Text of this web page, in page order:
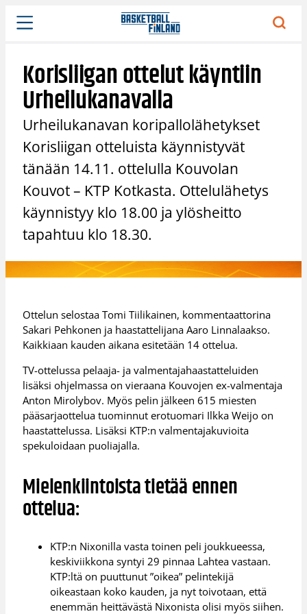
Siirry
sisältöön
Korisliigan ottelut käyntiin
Urheilukanavalla
Urheilukanavan koripallolähetykset
Korisliigan otteluista käynnistyvät
tänään 14.11. ottelulla Kouvolan
Kouvot – KTP Kotkasta. Ottelulähetys
käynnistyy klo 18.00 ja ylösheitto
tapahtuu klo 18.30.
Ottelun selostaa Tomi Tiilikainen, kommentaattorina
Sakari Pehkonen ja haastattelijana Aaro Linnalaakso.
Kaikkiaan kauden aikana esitetään 14 ottelua.
TV-ottelussa pelaaja- ja valmentajahaastatteluiden
lisäksi ohjelmassa on vieraana Kouvojen ex-valmentaja
Anton Mirolybov. Myös pelin jälkeen 615 miesten
pääsarjaottelua tuominnut erotuomari Ilkka Weijo on
haastattelussa. Lisäksi KTP:n valmentajakuvioita
spekuloidaan puoliajalla.
Mielenkiintoista tietää ennen
ottelua:
KTP:n Nixonilla vasta toinen peli joukkueessa,
keskiviikkona syntyi 29 pinnaa Lahtea vastaan.
KTP:ltä on puuttunut ”oikea” pelintekijä
oikeastaan koko kauden, ja nyt toivotaan, että
enemmän heittävästä Nixonista olisi myös siihen.